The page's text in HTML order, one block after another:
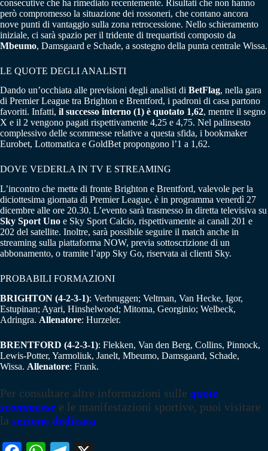
consecutive che ha rimediato recentemente. Risultati che non hanno
però compromesso la situazione dei rossoneri, che contano ancora
nove punti di vantaggio sulla zona retrocessione. Nello schieramento
iniziale, ci sarà spazio per il tridente di trequartisti composto da
Mbeumo, Damsgaard e Schade, a sostegno della punta centrale Wissa.
LE QUOTE DEGLI ANALISTI
Dando un’occhiata alle previsioni degli analisti di BetFlag, nella gara
di Premier League tra Brighton e Brentford, i padroni di casa partono
favoriti. Infatti, il successo interno (1) è quotato 1,62, mentre il segno
X e il 2 vengono pagati rispettivamente 4,25 e 4,75. Nel palinsesto
complessivo delle scommesse relative a questa sfida, i bookmaker
Eurobet, Lottomatica e GoldBet propongono l’1 a 1,62.
DOVE VEDERLA IN TV E STREAMING
L’incontro che mette di fronte Brighton e Brentford, valevole per la
diciottesima giornata di Premier League, è in programma venerdì 27
dicembre alle ore 20.30. L’evento sarà trasmesso in diretta televisiva su
Sky Sport Uno e Sky Sport Calcio, rispettivamente ai canali 201 e
202 del satellite. Inoltre, sarà possibile seguire il match anche in
streaming sulla piattaforma NOW, previa sottoscrizione di un
abbonamento, o tramite l’app Sky Go, riservata ai clienti Sky.
PROBABILI FORMAZIONI
BRIGHTON (4-2-3-1): Verbruggen; Veltman, Van Hecke, Igor,
Estupinan; Ayari, Hinshelwood; Mitoma, Georginio; Welbeck,
Adringra. Allenatore: Hurzeler.
BRENTFORD (4-2-3-1): Flekken, Van den Berg, Collins, Pinnock,
Lewis-Potter, Yarmoliuk, Janelt, Mbeumo, Damsgaard, Schade,
Wissa. Allenatore: Frank.
Per consultare altre informazioni sulle quote
scommesse e le manifestazioni sportive, puoi visitare
la sezione dedicata